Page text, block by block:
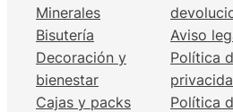
Minerales
Bisutería
Decoración y
bienestar
Cajas y packs
Aviso
Política
Política